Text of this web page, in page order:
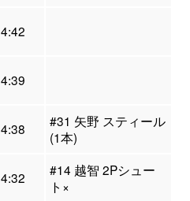
4:42
4:39
4:38
#31 矢野 スティール
(1本)
4:32
#14 越智 2Pシュー
ト×